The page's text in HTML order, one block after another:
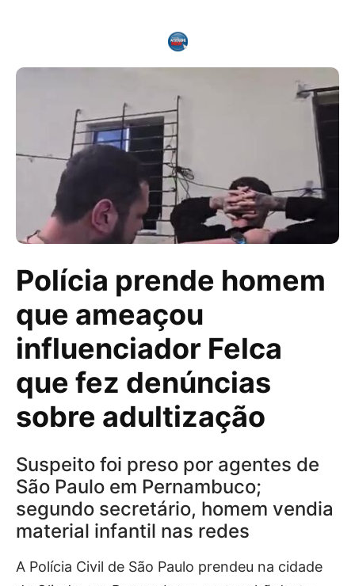
Polícia prende homem
que ameaçou
influenciador Felca
que fez denúncias
sobre adultização
Suspeito foi preso por agentes de
São Paulo em Pernambuco;
segundo secretário, homem vendia
material infantil nas redes
A Polícia Civil de São Paulo prendeu na cidade